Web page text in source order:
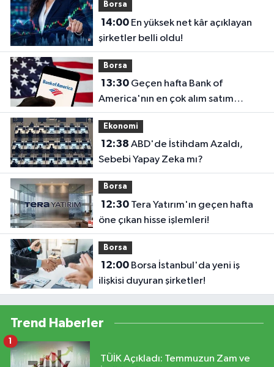
Borsa
14:00En yüksek net kâr açıklayan
şirketler belli oldu!
Borsa
13:30Geçen hafta Bank of
America'nın en çok alım satım
yaptığı hisseler
Ekonomi
12:38
Sebebi Yapay Zeka mı?
Borsa
12:30Tera Yatırım'ın geçen hafta
öne çıkan hisse işlemleri!
Borsa
12:00Borsa İstanbul'da yeni iş
ilişkisi duyuran şirketler!
Trend Haberler
TÜİK Açıkladı: Temmuzun Zam ve
1